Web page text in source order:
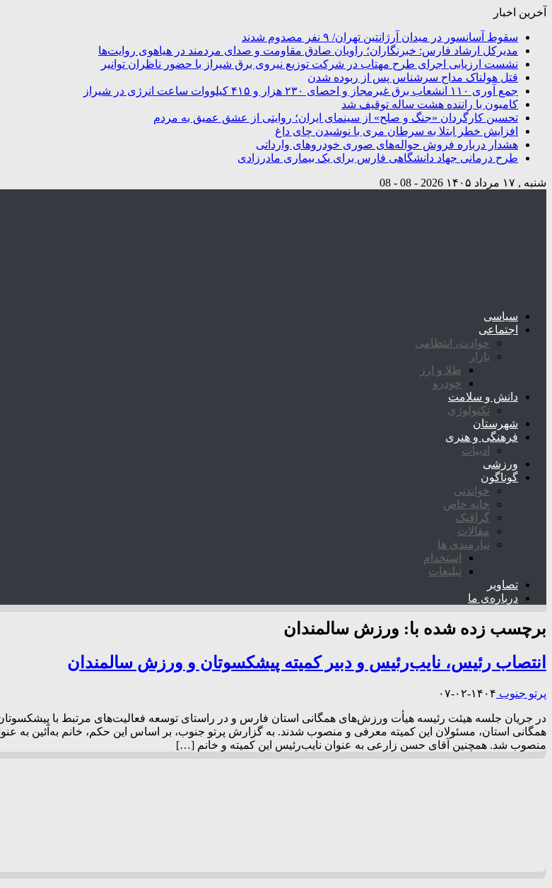
آخرین اخبار
سقوط آسانسور در میدان آرژانتین تهران/ ۹ نفر مصدوم شدند
مدیرکل ارشاد فارس: خبرنگاران؛ راویان صادق مقاومت و صدای مردمند در هیاهوی روایت‌ها
نشست ارزیابی اجرای طرح مهتاب در شرکت توزیع نیروی برق شیراز با حضور ناظران توانیر
قتل هولناک مداح سرشناس پس از ربوده شدن
جمع آوری ۱۱۰ انشعاب برق غیرمجاز و احصای ۲۳۰ هزار و ۴۱۵ کیلووات ساعت انرژی در شیراز
کامیون با راننده هشت ساله توقیف شد
تحسین کارگردان «جنگ و صلح» از سینمای ایران؛ روایتی از عشق عمیق به مردم
افزایش خطر ابتلا به سرطان مری با نوشیدن چای داغ
هشدار درباره فروش حواله‌های صوری خودروهای وارداتی
طرح درمانی جهاد دانشگاهی فارس برای یک بیماری مادرزادی
شنبه , ۱۷ مرداد ۱۴۰۵ 2026 - 08 - 08
سیاسی
اجتماعی
حوادث، انتظامی
بازار
طلا و ارز
خودرو
دانش و سلامت
تکنولوژی
شهرستان
فرهنگی و هنری
ادبیات
ورزشی
گوناگون
خواندنی
خانه خاص
گرافیک
مقالات
نیازمندی ها
استخدام
تبلیغات
تصاویر
درباره‌ی ما
برچسب زده شده با: ورزش سالمندان
انتصاب رئیس، نایب‌رئیس و دبیر کمیته پیشکسوتان و ورزش سالمندان
پرتو جنوب ۱۴۰۴-۰۲-۰۷
در جریان جلسه هیئت‌ رئیسه هیأت ورزش‌های همگانی استان فارس و در راستای توسعه فعالیت‌های مرتبط با
همگانی استان، مسئولان این کمیته معرفی و منصوب شدند. به گزارش پرتو جنوب، بر اساس این حکم، خانم به‌آئین
منصوب شد. همچنین آقای حسن زارعی به عنوان نایب‌رئیس این کمیته و خانم […]